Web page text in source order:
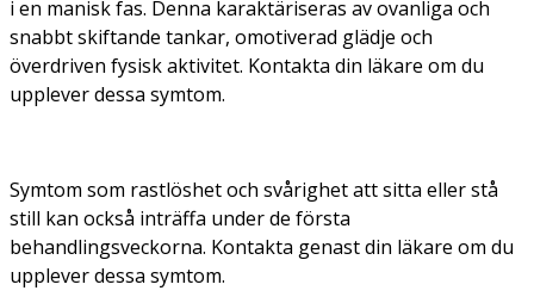
i en manisk fas. Denna karaktäriseras av ovanliga och
snabbt skiftande tankar, omotiverad glädje och
överdriven fysisk aktivitet. Kontakta din läkare om du
upplever dessa symtom.
Symtom som rastlöshet och svårighet att sitta eller stå
still kan också inträffa under de första
behandlingsveckorna. Kontakta genast din läkare om du
upplever dessa symtom.